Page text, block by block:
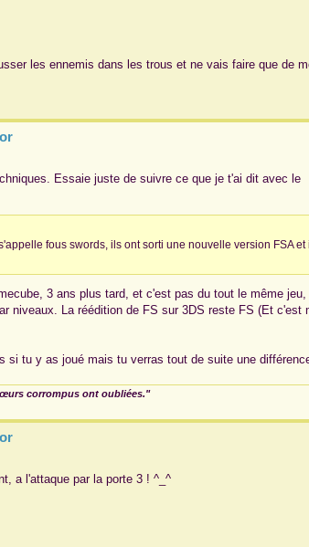
les ennemis dans les trous et ne vais faire que de
Essaie juste de suivre ce que je t'ai dit avec le
fous swords, ils ont sorti une nouvelle version FSA et
3 ans plus tard, et c'est pas du tout le même jeu,
niveaux. La réédition de FS sur 3DS reste FS (Et c'est
si tu y as joué mais tu verras tout de suite une
corrompus ont oubliées."
a l'attaque par la porte 3 ! ^_^